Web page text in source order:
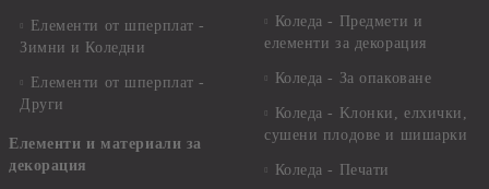
Елементи от шперплат -
Зимни и Коледни
Елементи от шперплат -
Други
Елементи и материали за
декорация
Коледа - Предмети и
елементи за декорация
Коледа - За опаковане
Коледа - Kлонки, елхички,
сушени плодове и шишарки
Коледа - Печати